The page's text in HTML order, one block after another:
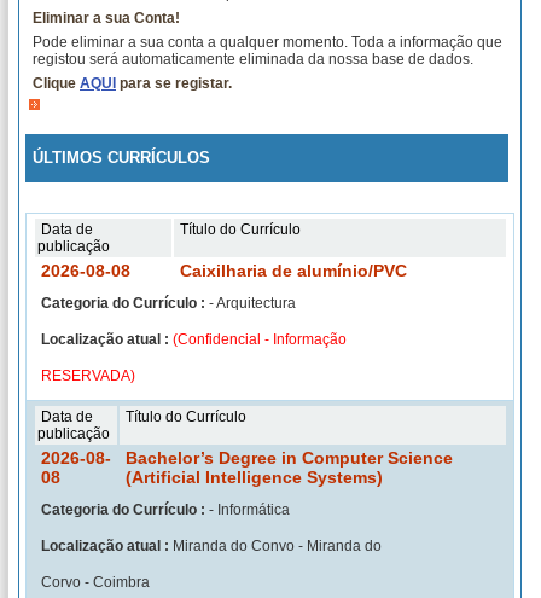
Eliminar a sua Conta!
Pode eliminar a sua conta a qualquer momento. Toda a informação que
registou será automaticamente eliminada da nossa base de dados.
Clique AQUI para se registar.
ÚLTIMOS CURRÍCULOS
Data de
publicação
Título do Currículo
2026-08-08 Caixilharia de alumínio/PVC
Categoria do Currículo : - Arquitectura
Localização atual : (Confidencial - Informação
RESERVADA)
Data de
publicação
Título do Currículo
2026-08-
08
Bachelor’s Degree in Computer Science
(Artificial Intelligence Systems)
Categoria do Currículo : - Informática
Localização atual : Miranda do Convo - Miranda do
Corvo - Coimbra